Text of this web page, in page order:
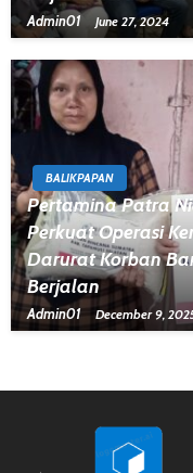
Admin01 June 27, 2024
BALIKPAPAN
Pertamina Patra
Perkuat Operasi
Darurat Korban
Berjalan
Admin01 December 9,